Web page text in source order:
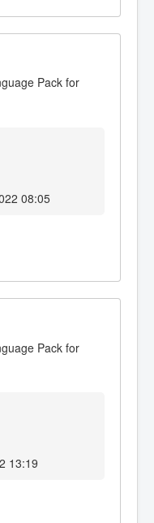
Pack for
08:05
Pack for
13:19